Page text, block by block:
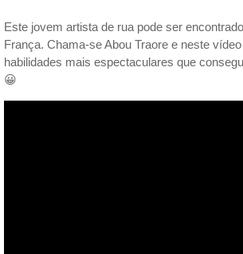
Este jovem artista de rua pode ser
França. Chama-se Abou Traore e neste
habilidades mais espectaculares que
😀